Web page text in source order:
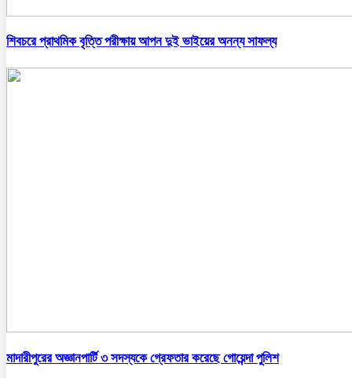
শিবচরে প্রাথমিক বৃত্তি পরীক্ষায় আপন দুই ভাইয়ের অনন্য সাফল্য
মাদারীপুরের অজ্ঞানপার্টি ৩ সদস্যকে গ্রেফতার করেছে গোয়েন্দা পুলিশ